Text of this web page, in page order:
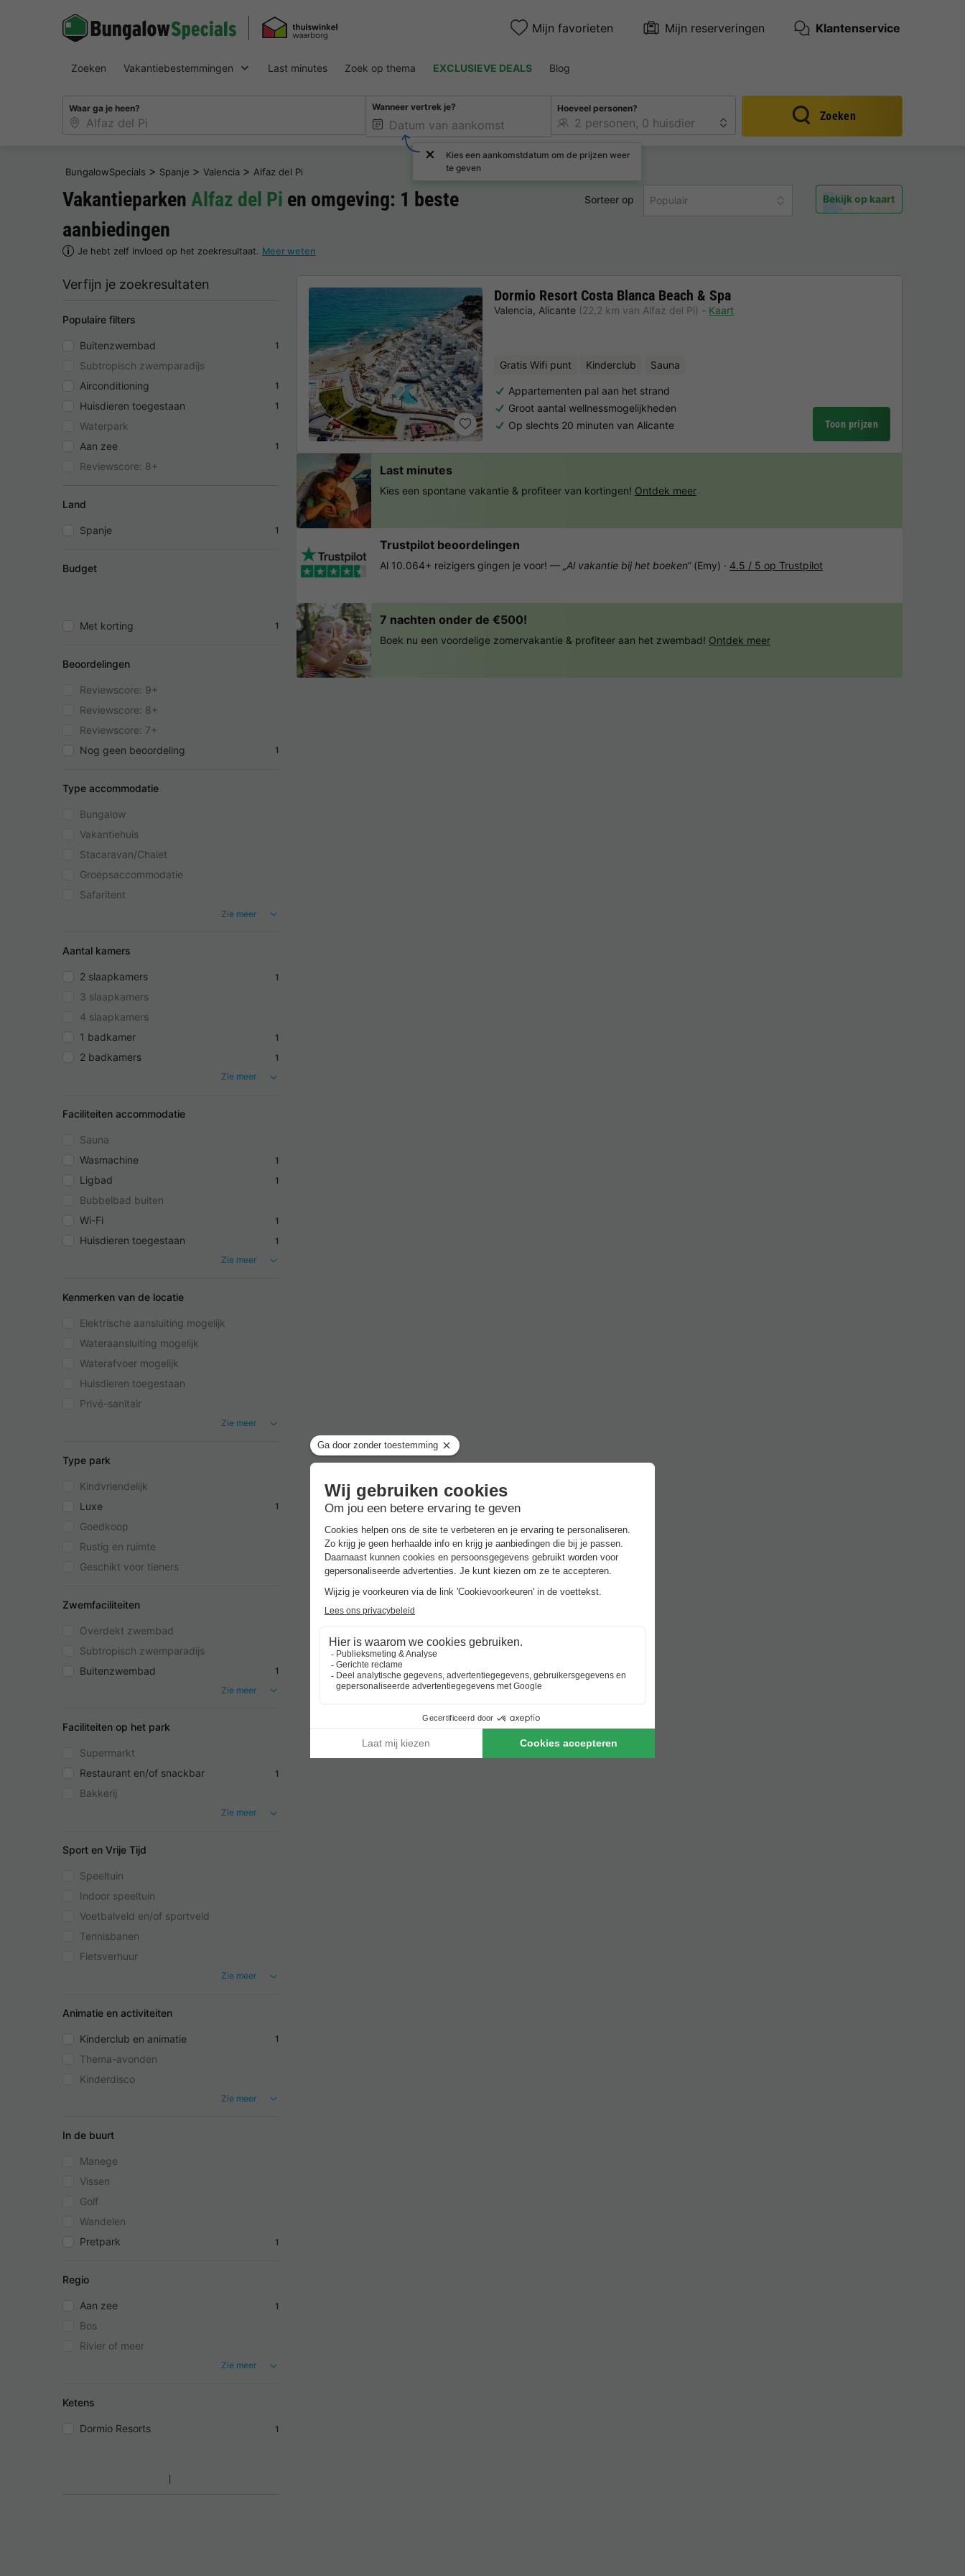
Mijn favorieten Mijn reserveringen Klantenservice
Zoeken Vakantiebestemmingen Last minutes Zoek op thema EXCLUSIEVE DEALS Blog
Waar ga je heen? Wanneer vertrek je?
Kies een aankomstdatum om de prijzen weer
te geven
Hoeveel personen?
Zoeken
BungalowSpecials > Spanje > Valencia > Alfaz del Pi
Vakantieparken Alfaz del Pi en omgeving: 1 beste
aanbiedingen
Je hebt zelf invloed op het zoekresultaat. Meer weten
Sorteer op Populair Bekijk op kaart
Verfijn je zoekresultaten
Populaire filters
Buitenzwembad 1
Subtropisch zwemparadijs
Airconditioning
1
Huisdieren toegestaan 1
Waterpark
Aan zee
1
Reviewscore: 8+
Land
Spanje 1
Budget
Met korting 1
Beoordelingen
Reviewscore: 9+
Reviewscore: 8+
Reviewscore: 7+
Nog geen beoordeling
1
Type accommodatie
Bungalow
Vakantiehuis
Stacaravan/Chalet
Groepsaccommodatie
Safaritent
Zie meer
Aantal kamers
2 slaapkamers 1
3 slaapkamers
4 slaapkamers
1 badkamer
1
2 badkamers
1
Zie meer
Faciliteiten accommodatie
Sauna
Wasmachine
1
Ligbad 1
Bubbelbad buiten
Wi-Fi
1
Huisdieren toegestaan
1
Zie meer
Kenmerken van de locatie
Elektrische aansluiting mogelijk
Wateraansluiting mogelijk
Waterafvoer mogelijk
Huisdieren toegestaan
Privé-sanitair
Zie meer
Type park
Kindvriendelijk
Luxe
1
Goedkoop
Rustig en ruimte
Geschikt voor tieners
Zwemfaciliteiten
Overdekt zwembad
Subtropisch zwemparadijs
Buitenzwembad
1
Zie meer
Faciliteiten op het park
Supermarkt
Restaurant en/of snackbar
1
Bakkerij
Zie meer
Sport en Vrije Tijd
Speeltuin
Indoor speeltuin
Voetbalveld en/of sportveld
Tennisbanen
Fietsverhuur
Zie meer
Animatie en activiteiten
Kinderclub en animatie 1
Thema-avonden
Kinderdisco
Zie meer
In de buurt
Manege
Vissen
Golf
Wandelen
Pretpark
1
Regio
Aan zee 1
Bos
Rivier of meer
Zie meer
Ketens
Dormio Resorts 1
Dormio Resort Costa Blanca Beach & Spa
Valencia, Alicante (22,2 km van Alfaz del Pi) Kaart
Gratis Wifi punt Kinderclub Sauna
Appartementen pal aan het strand
Groot aantal wellnessmogelijkheden
Op slechts 20 minuten van Alicante
Toon prijzen
Last minutes
Kies een spontane vakantie & profiteer van kortingen! Ontdek meer
Trustpilot beoordelingen
Al 10.064+ reizigers gingen je voor! — „Al vakantie bij het boeken“(Emy) · 4.5 / 5 op Trustpilot
7 nachten onder de €500!
Boek nu een voordelige zomervakantie & profiteer aan het zwembad! Ontdek meer